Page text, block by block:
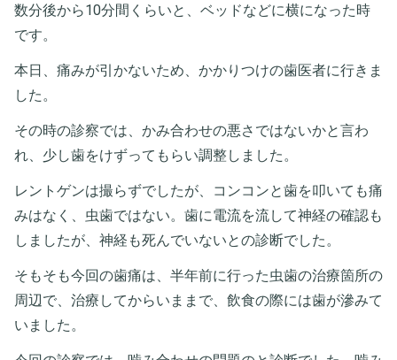
数分後から10分間くらいと、ベッドなどに横になった時
です。
本日、痛みが引かないため、かかりつけの歯医者に行きま
した。
その時の診察では、かみ合わせの悪さではないかと言わ
れ、少し歯をけずってもらい調整しました。
レントゲンは撮らずでしたが、コンコンと歯を叩いても痛
みはなく、虫歯ではない。歯に電流を流して神経の確認も
しましたが、神経も死んでいないとの診断でした。
そもそも今回の歯痛は、半年前に行った虫歯の治療箇所の
周辺で、治療してからいままで、飲食の際には歯が滲みて
いました。